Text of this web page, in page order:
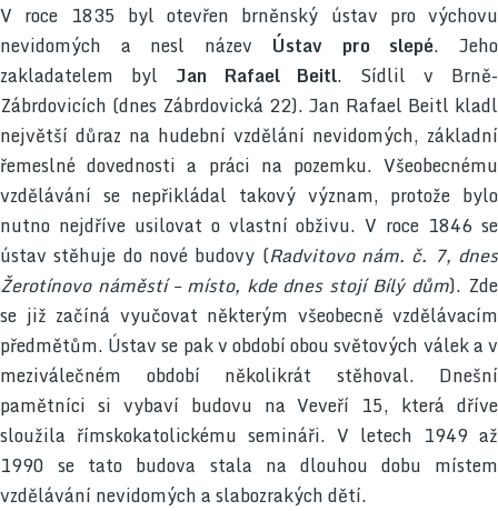
V roce 1835 byl otevřen brněnský ústav pro výchovu
nevidomých a nesl název Ústav pro slepé. Jeho
zakladatelem byl Jan Rafael Beitl. Sídlil v Brně-
Zábrdovicích (dnes Zábrdovická 22). Jan Rafael Beitl kladl
největší důraz na hudební vzdělání nevidomých, základní
řemeslné dovednosti a práci na pozemku. Všeobecnému
vzdělávání se nepřikládal takový význam, protože bylo
nutno nejdříve usilovat o vlastní obživu. V roce 1846 se
ústav stěhuje do nové budovy (Radvitovo nám. č. 7, dnes
Žerotínovo náměstí – místo, kde dnes stojí Bílý dům). Zde
se již začíná vyučovat některým všeobecně vzdělávacím
předmětům. Ústav se pak v období obou světových válek a v
meziválečném období několikrát stěhoval. Dnešní
pamětníci si vybaví budovu na Veveří 15, která dříve
sloužila římskokatolickému semináři. V letech 1949 až
1990 se tato budova stala na dlouhou dobu místem
vzdělávání nevidomých a slabozrakých dětí.